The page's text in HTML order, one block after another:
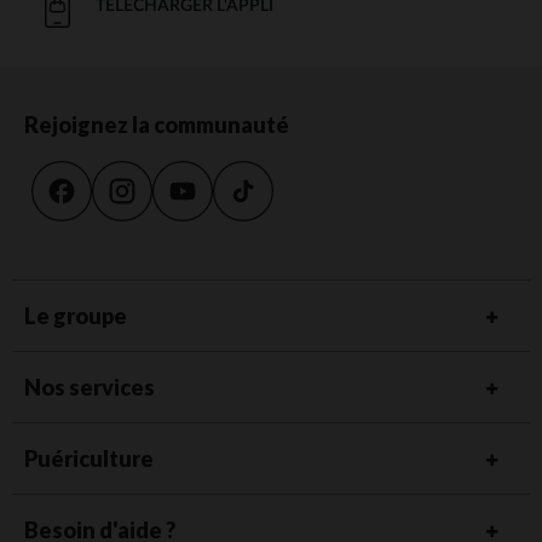
TÉLÉCHARGER L'APPLI
Rejoignez la communauté
Le groupe
Nos services
Puériculture
Besoin d'aide ?